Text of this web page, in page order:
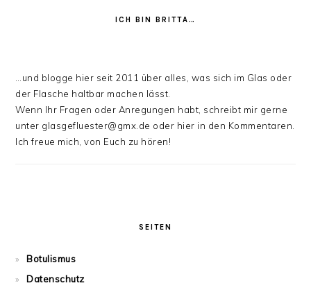
ICH BIN BRITTA…
…und blogge hier seit 2011 über alles, was sich im Glas oder
der Flasche haltbar machen lässt.
Wenn Ihr Fragen oder Anregungen habt, schreibt mir gerne
unter glasgefluester@gmx.de oder hier in den Kommentaren.
Ich freue mich, von Euch zu hören!
SEITEN
Botulismus
Datenschutz